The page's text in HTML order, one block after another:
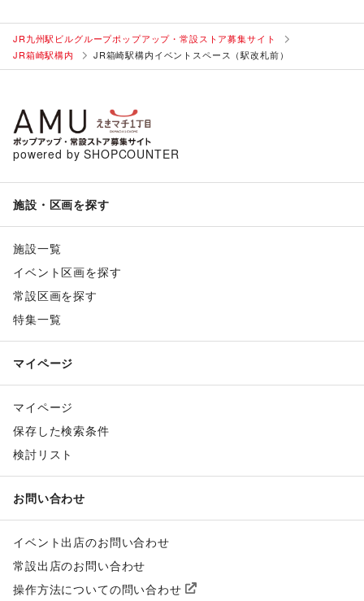
JR九州駅ビルグループポップアップ・常設ストア募集サイト
JR箱崎駅構内
JR箱崎駅構内イベントスペース（駅改札前）
powered by SHOPCOUNTER
施設・区画を探す
施設一覧
イベント区画を探す
常設区画を探す
特集一覧
マイページ
マイページ
保存した検索条件
検討リスト
お問い合わせ
イベント出店のお問い合わせ
常設出店のお問い合わせ
操作方法についての問い合わせ